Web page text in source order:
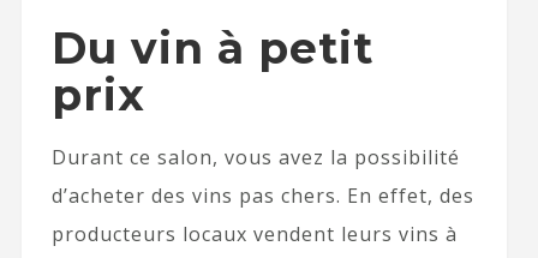
Du vin à petit
prix
Durant ce salon, vous avez la possibilité
d’acheter des vins pas chers. En effet, des
producteurs locaux vendent leurs vins à